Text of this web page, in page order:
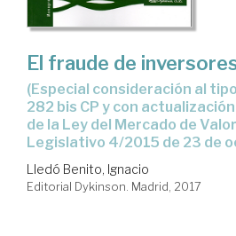
El fraude de
(especial consideración al tipo básico del artículo
282 bis CP y con
de la Ley del Mercado de
Legislativo 4/2015 de 23 de
Lledó Benito, Ignacio
Editorial Dykinson. Madrid, 2017